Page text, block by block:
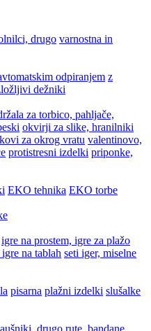
drugo varnostna in
odpiranjem z
dežniki
za torbico, pahljače,
okvirji za slike, hranilniki
za okrog vratu valentinovo,
protistresni izdelki priponke,
EKO tehnika EKO torbe
igre na prostem, igre za plažo
na tablah seti iger, miselne
pisarna plažni izdelki slušalke
drugo rute, bandane